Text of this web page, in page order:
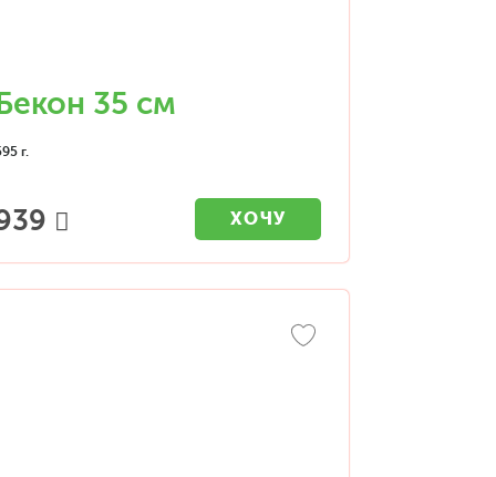
35 см
г.
ХОЧУ